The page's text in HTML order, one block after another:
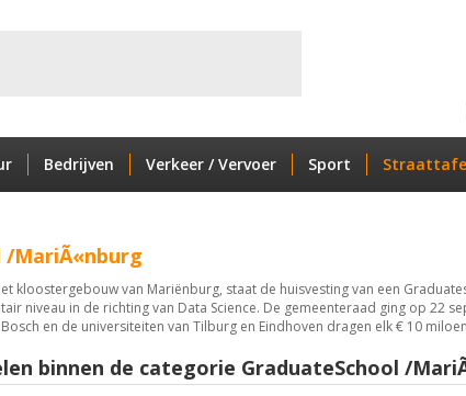
Bedrijven Verkeer / Vervoer Sport
/MariÃ«nburg
kloostergebouw van Mariënburg, staat de huisvesting van een
niveau in de richting van Data Science. De gemeenteraad ging op 22
en de universiteiten van Tilburg en Eindhoven dragen elk € 10
binnen de categorie GraduateSchool /